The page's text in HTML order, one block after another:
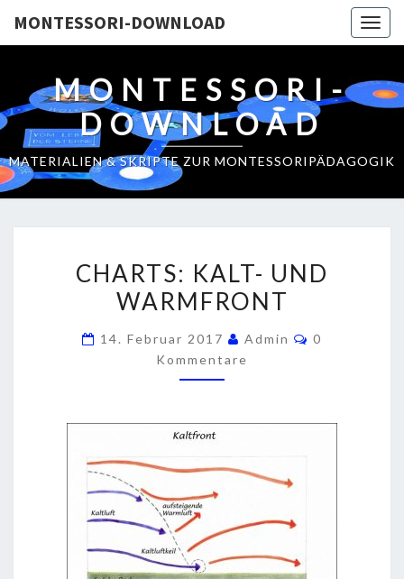
MONTESSORI-DOWNLOAD
MONTESSORI-
DOWNLOAD
MATERIALIEN & SKRIPTE ZUR MONTESSORIPÄDAGOGIK
H
A
S
K
L
T
U
N
CHARTS: KALT- UND
WARMFRONT
14. Februar 2017 Admin
K
T
0
Kommentare